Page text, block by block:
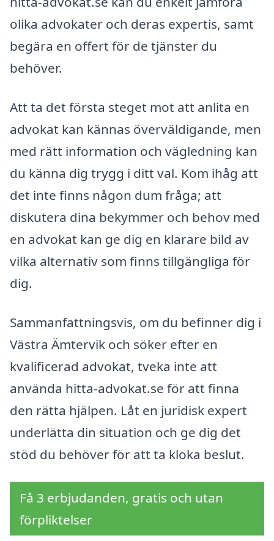
olika advokater och deras expertis, samt
begära en offert för de tjänster du
behöver.
Att ta det första steget mot att anlita en
advokat kan kännas överväldigande, men
med rätt information och vägledning kan
du känna dig trygg i ditt val. Kom ihåg att
det inte finns någon dum fråga; att
diskutera dina bekymmer och behov med
en advokat kan ge dig en klarare bild av
vilka alternativ som finns tillgängliga för
dig.
Sammanfattningsvis, om du befinner dig i
Västra Ämtervik och söker efter en
kvalificerad advokat, tveka inte att
använda hitta-advokat.se för att finna
den rätta hjälpen. Låt en juridisk expert
underlätta din situation och ge dig det
stöd du behöver för att ta kloka beslut.
Få 3 erbjudanden, gratis och utan
förpliktelser